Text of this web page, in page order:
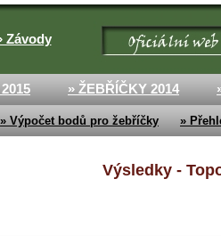
Závody
» ŽEBŘÍČKY 2014
» Výpočet bodů pro žebříčky »
Výsledky -